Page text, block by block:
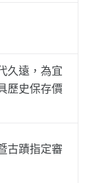
久遠，為宜
歷史保存價
古蹟指定審